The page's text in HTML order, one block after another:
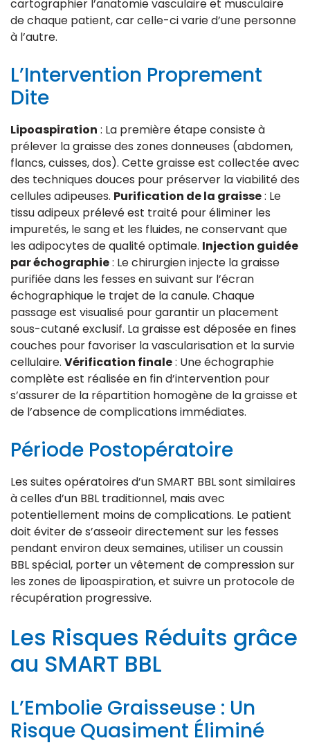
cartographier l’anatomie vasculaire et musculaire
de chaque patient, car celle-ci varie d’une personne
à l’autre.
L’Intervention Proprement
Dite
Lipoaspiration : La première étape consiste à
prélever la graisse des zones donneuses (abdomen,
flancs, cuisses, dos). Cette graisse est collectée avec
des techniques douces pour préserver la viabilité des
cellules adipeuses. Purification de la graisse: Le
tissu adipeux prélevé est traité pour éliminer les
impuretés, le sang et les fluides, ne conservant que
les adipocytes de qualité optimale. Injection guidée
par échographie: Le chirurgien injecte la graisse
purifiée dans les fesses en suivant sur l’écran
échographique le trajet de la canule. Chaque
passage est visualisé pour garantir un placement
sous-cutané exclusif. La graisse est déposée en fines
couches pour favoriser la vascularisation et la survie
cellulaire. Vérification finale: Une échographie
complète est réalisée en fin d’intervention pour
s’assurer de la répartition homogène de la graisse et
de l’absence de complications immédiates.
Période Postopératoire
Les suites opératoires d’un SMART BBL sont similaires
à celles d’un BBL traditionnel, mais avec
potentiellement moins de complications. Le patient
doit éviter de s’asseoir directement sur les fesses
pendant environ deux semaines, utiliser un coussin
BBL spécial, porter un vêtement de compression sur
les zones de lipoaspiration, et suivre un protocole de
récupération progressive.
Les Risques Réduits grâce
au SMART BBL
L’Embolie Graisseuse : Un
Risque Quasiment Éliminé